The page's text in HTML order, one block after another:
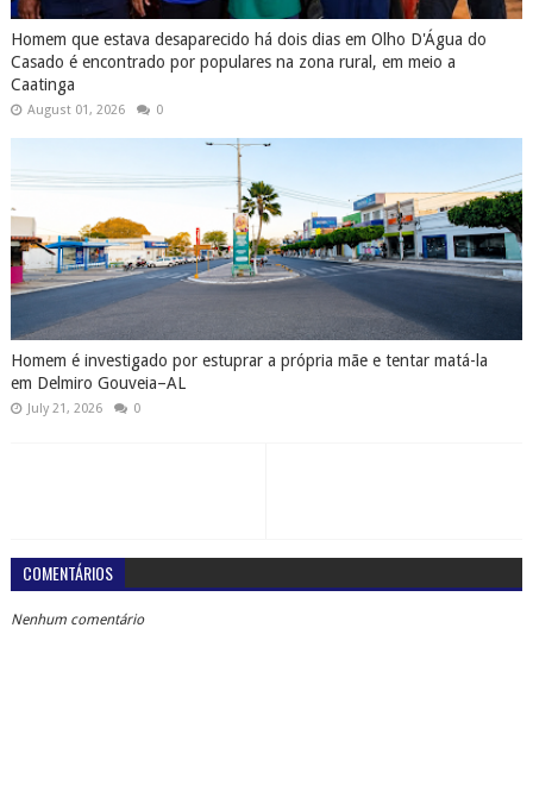
Homem que estava desaparecido há dois dias em Olho D'Água do
Casado é encontrado por populares na zona rural, em meio a
Caatinga
August 01, 2026 0
Homem é investigado por estuprar a própria mãe e tentar matá-la
em Delmiro Gouveia–AL
July 21, 2026 0
COMENTÁRIOS
Nenhum comentário